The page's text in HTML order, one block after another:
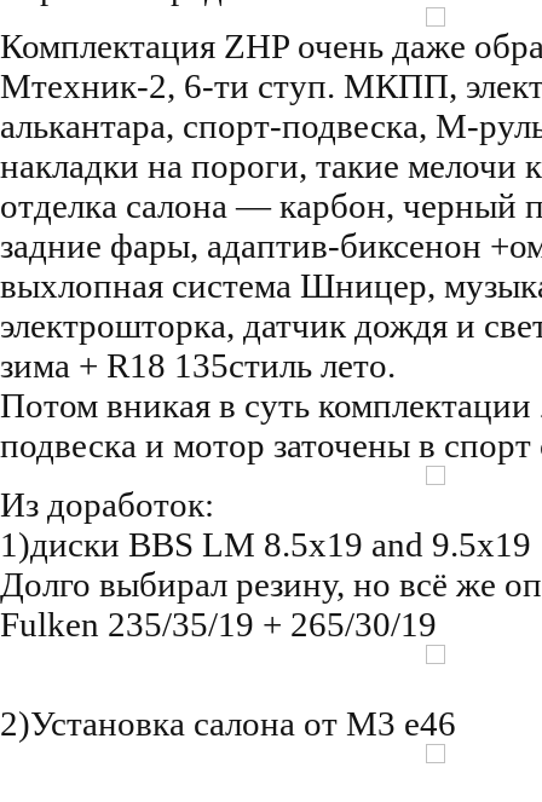
Комплектация ZHP очень даже
Мтехник-2, 6-ти ступ. МКПП,
алькантара, спорт-подвеска, М-
накладки на пороги, такие мелочи
отделка салона — карбон, черный
задние фары, адаптив-биксенон
выхлопная система Шницер,
электрошторка, датчик дождя и
зима + R18 135стиль лето.
Потом вникая в суть
подвеска и мотор заточены в
Из доработок:
1)диски BBS LM 8.5x19 and 9.5x19
Долго выбирал резину, но всё же
Fulken 235/35/19 + 265/30/19
2)Установка салона от М3 е46